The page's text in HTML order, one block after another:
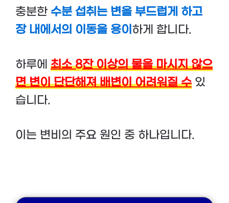
충분한 수분 섭취는 변을 부드럽게 하고
장 내에서의 이동을 용이 하게 합니다.
하루에 최소 8잔 이상의 물을 마시지 않으
면 변이 단단해져 배변이 어려워질 수 있
습니다.
이는 변비의 주요 원인 중 하나입니다.